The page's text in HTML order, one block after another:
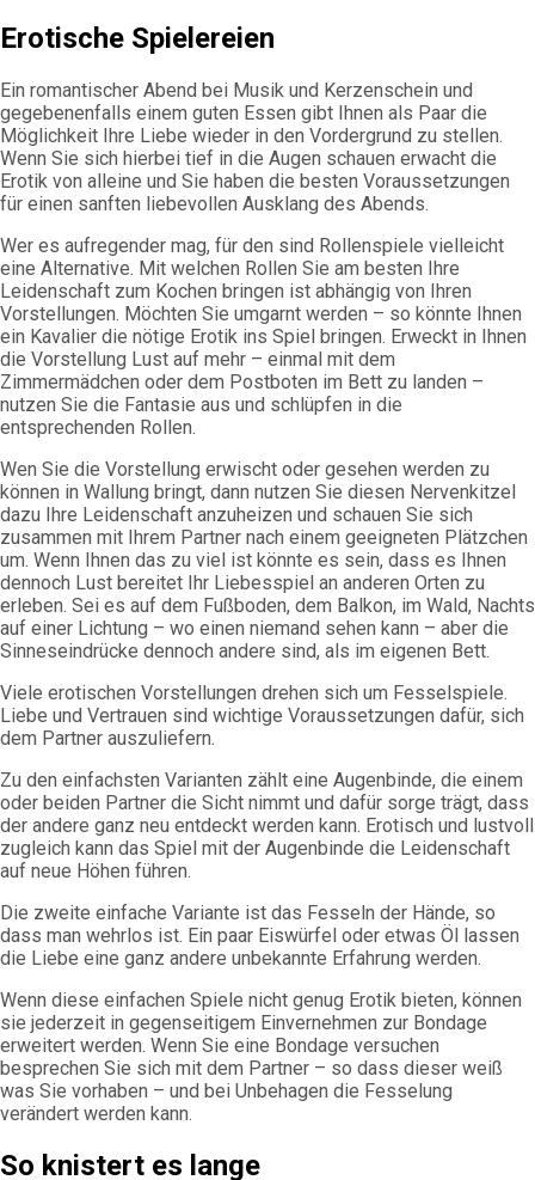
Erotische Spielereien
Ein romantischer Abend bei Musik und Kerzenschein und
gegebenenfalls einem guten Essen gibt Ihnen als Paar die
Möglichkeit Ihre Liebe wieder in den Vordergrund zu stellen.
Wenn Sie sich hierbei tief in die Augen schauen erwacht die
Erotik von alleine und Sie haben die besten Voraussetzungen
für einen sanften liebevollen Ausklang des Abends.
Wer es aufregender mag, für den sind Rollenspiele vielleicht
eine Alternative. Mit welchen Rollen Sie am besten Ihre
Leidenschaft zum Kochen bringen ist abhängig von Ihren
Vorstellungen. Möchten Sie umgarnt werden – so könnte Ihnen
ein Kavalier die nötige Erotik ins Spiel bringen. Erweckt in Ihnen
die Vorstellung Lust auf mehr – einmal mit dem
Zimmermädchen oder dem Postboten im Bett zu landen –
nutzen Sie die Fantasie aus und schlüpfen in die
entsprechenden Rollen.
Wen Sie die Vorstellung erwischt oder gesehen werden zu
können in Wallung bringt, dann nutzen Sie diesen Nervenkitzel
dazu Ihre Leidenschaft anzuheizen und schauen Sie sich
zusammen mit Ihrem Partner nach einem geeigneten Plätzchen
um. Wenn Ihnen das zu viel ist könnte es sein, dass es Ihnen
dennoch Lust bereitet Ihr Liebesspiel an anderen Orten zu
erleben. Sei es auf dem Fußboden, dem Balkon, im Wald, Nachts
auf einer Lichtung – wo einen niemand sehen kann – aber die
Sinneseindrücke dennoch andere sind, als im eigenen Bett.
Viele erotischen Vorstellungen drehen sich um Fesselspiele.
Liebe und Vertrauen sind wichtige Voraussetzungen dafür, sich
dem Partner auszuliefern.
Zu den einfachsten Varianten zählt eine Augenbinde, die einem
oder beiden Partner die Sicht nimmt und dafür sorge trägt, dass
der andere ganz neu entdeckt werden kann. Erotisch und lustvoll
zugleich kann das Spiel mit der Augenbinde die Leidenschaft
auf neue Höhen führen.
Die zweite einfache Variante ist das Fesseln der Hände, so
dass man wehrlos ist. Ein paar Eiswürfel oder etwas Öl lassen
die Liebe eine ganz andere unbekannte Erfahrung werden.
Wenn diese einfachen Spiele nicht genug Erotik bieten, können
sie jederzeit in gegenseitigem Einvernehmen zur Bondage
erweitert werden. Wenn Sie eine Bondage versuchen
besprechen Sie sich mit dem Partner – so dass dieser weiß
was Sie vorhaben – und bei Unbehagen die Fesselung
verändert werden kann.
So knistert es lange